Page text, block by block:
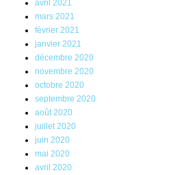
avril 2021
mars 2021
février 2021
janvier 2021
décembre 2020
novembre 2020
octobre 2020
septembre 2020
août 2020
juillet 2020
juin 2020
mai 2020
avril 2020